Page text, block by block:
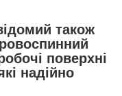
також
поверхні
надійно